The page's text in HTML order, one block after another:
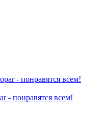
- понравятся всем!